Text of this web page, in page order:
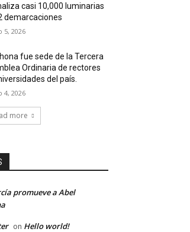
casi 10,000 luminarias
demarcaciones
5, 2026
fue sede de la Tercera
Ordinaria de rectores
del país.
4, 2026
more
promueve a Abel
on Hello world!